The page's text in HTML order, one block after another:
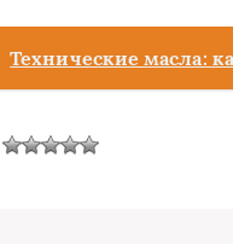
Технические масла: